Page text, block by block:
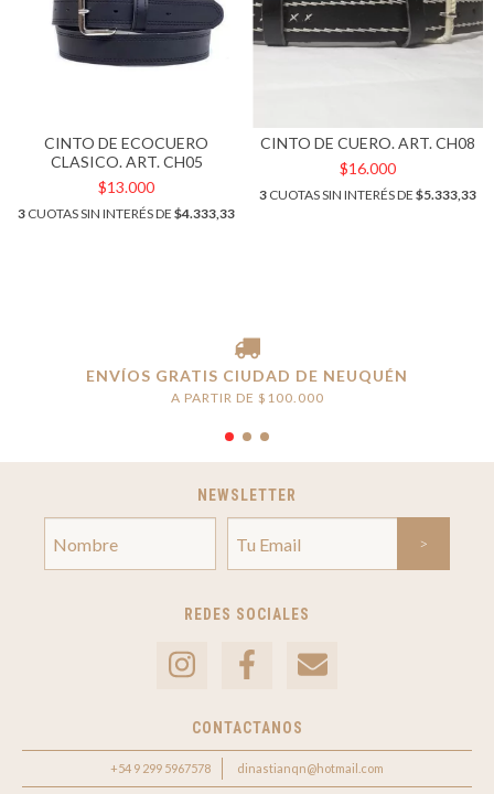
CINTO DE ECOCUERO
CLASICO. ART. CH05
$13.000
3 CUOTAS SIN INTERÉS DE $4.333,33
CINTO DE CUERO. ART. CH08
$16.000
3 CUOTAS SIN INTERÉS DE $5.333,33
ENVÍOS GRATIS CIUDAD DE NEUQUÉN
A PARTIR DE $100.000
NEWSLETTER
REDES SOCIALES
CONTACTANOS
+54 9 299 5967578 dinastianqn@hotmail.com